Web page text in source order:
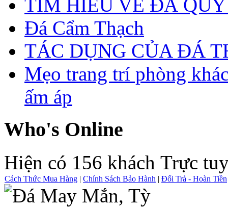
TÌM HIỂU VỀ ĐÁ QUÝ
Đá Cẩm Thạch
TÁC DỤNG CỦA ĐÁ
Mẹo trang trí phòng
ấm áp
Who's Online
Hiện có 156 khách Trực
Cách Thức Mua Hàng | Chính Sách Bảo Hành | Đổi Trả - Hoàn Tiền